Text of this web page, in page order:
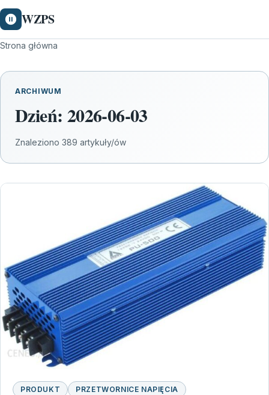
WZPS
Strona główna
ARCHIWUM
Dzień: 2026-06-03
Znaleziono 389 artykuły/ów
PRODUKT PRZETWORNICE NAPIĘCIA